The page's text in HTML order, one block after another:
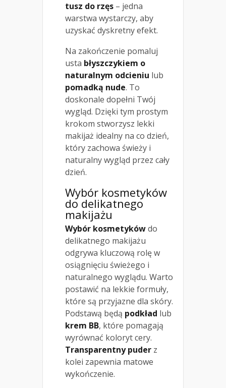
tusz do rzęs – jedna
warstwa wystarczy, aby
uzyskać dyskretny efekt.
Na zakończenie pomaluj
usta błyszczykiem o
naturalnym odcieniu lub
pomadką nude. To
doskonale dopełni Twój
wygląd. Dzięki tym prostym
krokom stworzysz lekki
makijaż idealny na co dzień,
który zachowa świeży i
naturalny wygląd przez cały
dzień.
Wybór kosmetyków
do delikatnego
makijażu
Wybór kosmetykówdo
delikatnego makijażu
odgrywa kluczową rolę w
osiągnięciu świeżego i
naturalnego wyglądu. Warto
postawić na lekkie formuły,
które są przyjazne dla skóry.
Podstawą będą podkład lub
krem BB, które pomagają
wyrównać koloryt cery.
Transparentny puder z
kolei zapewnia matowe
wykończenie.